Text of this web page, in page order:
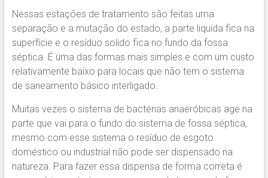
Nessas estações de tratamento são feitas uma
separação e a mutação do estado, a parte liquida fica na
superfície e o resíduo solido fica no fundo da fossa
séptica. É uma das formas mais simples e com um custo
relativamente baixo para locais que não tem o sistema
de saneamento básico interligado.
Muitas vezes o sistema de bactérias anaeróbicas age na
parte que vai para o fundo do sistema de fossa séptica,
mesmo com esse sistema o resíduo de esgoto
doméstico ou industrial não pode ser dispensado na
natureza. Para fazer essa dispensa de forma correta é